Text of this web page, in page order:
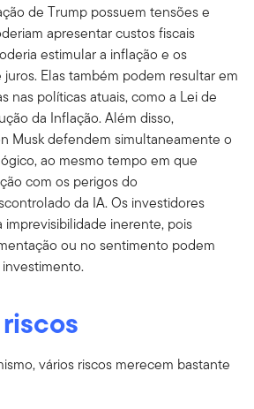
de Trump possuem tensões e
apresentar custos fiscais
estimular a inflação e os
juros. Elas também podem resultar em
nas políticas atuais, como a Lei de
da Inflação. Além disso,
Musk defendem simultaneamente o
ao mesmo tempo em que
com os perigos do
da IA. Os investidores
imprevisibilidade inerente, pois
ou no sentimento podem
vários riscos merecem bastante